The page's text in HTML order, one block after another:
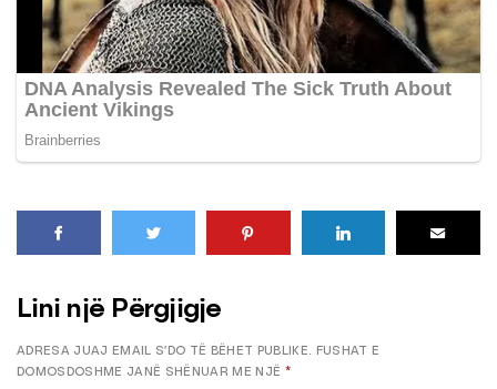
Lini një Përgjigje
ADRESA JUAJ EMAIL S’DO TË BËHET PUBLIKE. FUSHAT E
DOMOSDOSHME JANË SHËNUAR ME NJË *